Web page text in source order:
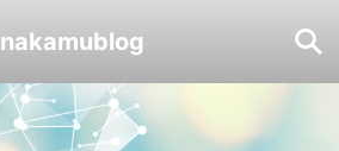
nakamublog